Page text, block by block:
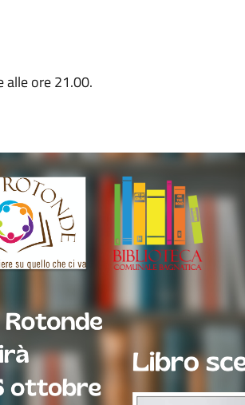
alle ore 21.00.